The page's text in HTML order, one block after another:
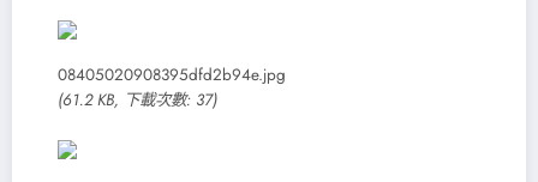
08405020908395dfd2b94e.jpg
(61.2 KB, 下載次數: 37)